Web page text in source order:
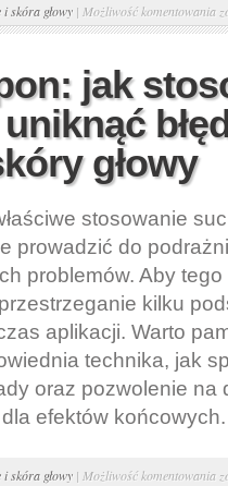
i skóra głowy | Możliwość komentowania
–
i
jak
głowy
stosowanie
prowadzić do
problemów. Aby
kilku
aplikacji. Warto
technika, jak
oraz pozwolenie na
efektów
i skóra głowy | Możliwość komentowania